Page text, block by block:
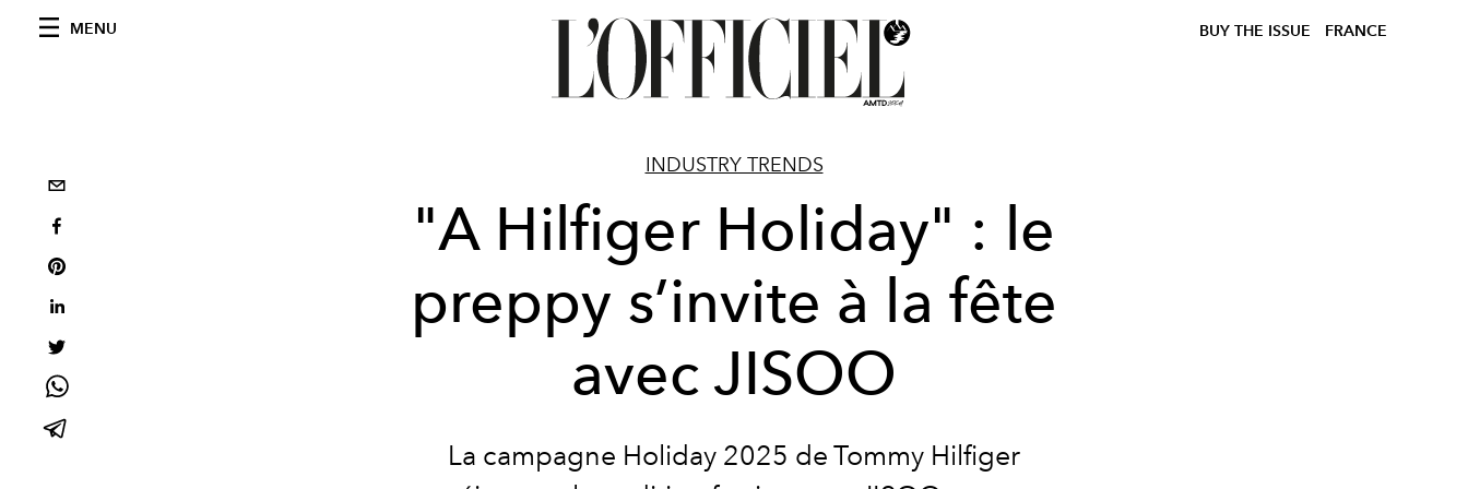
MENU BUY THE ISSUE FRANCE
INDUSTRY TRENDS
"A Hilfiger Holiday" : le
preppy s’invite à la fête
avec JISOO
La campagne Holiday 2025 de Tommy Hilfiger